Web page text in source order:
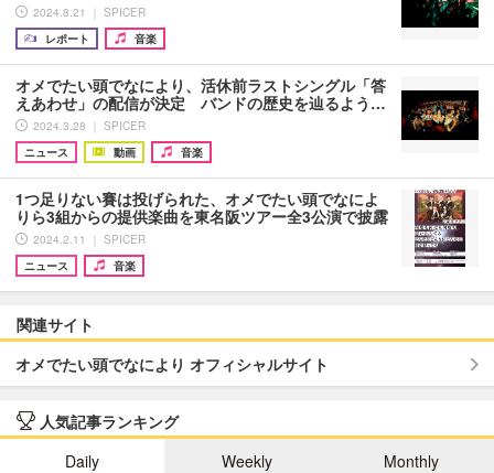
2024.8.21 ｜ SPICER
レポート
音楽
オメでたい頭でなにより、活休前ラストシングル「答
えあわせ」の配信が決定 バンドの歴史を辿るよう…
2024.3.28 ｜ SPICER
ニュース
動画 音楽
1つ足りない賽は投げられた、オメでたい頭でなによ
りら3組からの提供楽曲を東名阪ツアー全3公演で披露
2024.2.11 ｜ SPICER
ニュース
音楽
関連サイト
オメでたい頭でなにより オフィシャルサイト
人気記事ランキング
Daily
Weekly Monthly